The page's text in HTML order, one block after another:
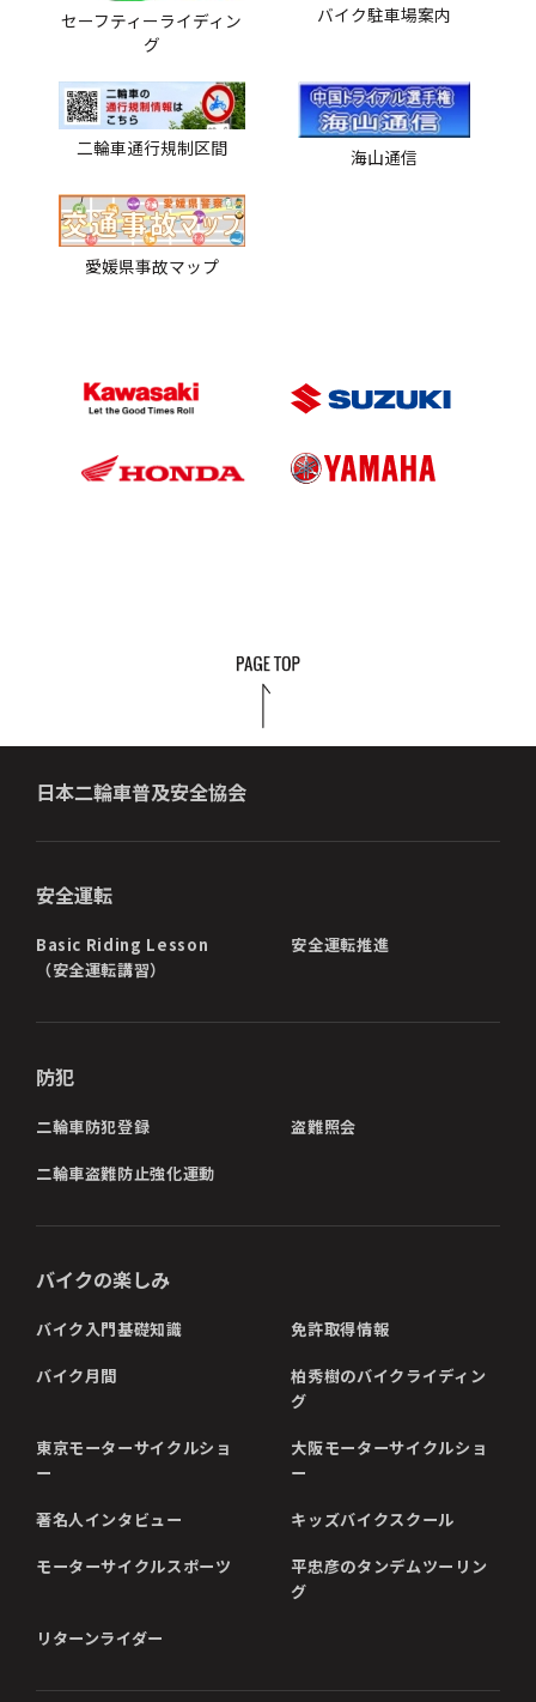
セーフティーライディン
グ
バイク駐車場案内
二輪車通行規制区間 海山通信
愛媛県事故マップ
日本二輪車普及安全協会
安全運転
Basic Riding Lesson
（安全運転講習）
安全運転推進
防犯
二輪車防犯登録 盗難照会
二輪車盗難防止強化運動
バイクの楽しみ
バイク入門基礎知識 免許取得情報
バイク月間
柏秀樹のバイクライディン
グ
東京モーターサイクルショ
ー
大阪モーターサイクルショ
ー
著名人インタビュー キッズバイクスクール
モーターサイクルスポーツ
平忠彦のタンデムツーリン
グ
リターンライダー